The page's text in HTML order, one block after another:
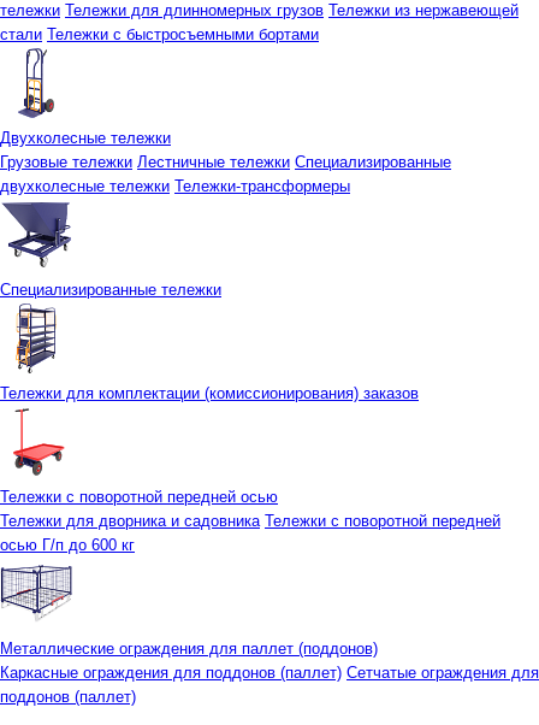
тележки Тележки для длинномерных грузов Тележки из нержавеющей
стали Тележки с быстросъемными бортами
Двухколесные тележки
Грузовые тележки Лестничные тележки Специализированные
двухколесные тележки Тележки-трансформеры
Специализированные тележки
Тележки для комплектации (комиссионирования) заказов
Тележки с поворотной передней осью
Тележки для дворника и садовника Тележки с поворотной передней
осью Г/п до 600 кг
Металлические ограждения для паллет (поддонов)
Каркасные ограждения для поддонов (паллет) Сетчатые ограждения для
поддонов (паллет)